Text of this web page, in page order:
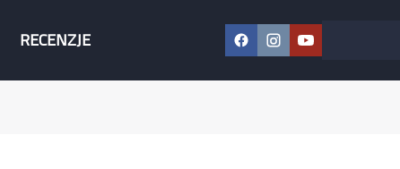
RECENZJE Facebook
Instagram
YouTube
Szukaj w